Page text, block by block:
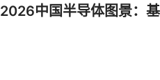
2026中国半导体图景：